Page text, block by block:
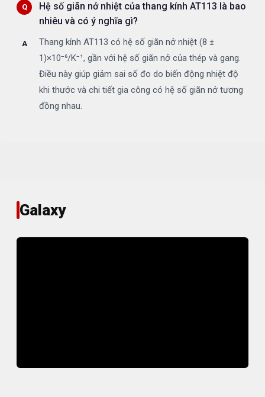
Hệ số giãn nở nhiệt của thang kính AT113 là bao
nhiêu và có ý nghĩa gì?
Thang kính AT113 có hệ số giãn nở nhiệt (8 ±
1)×10⁻⁶/K⁻¹, gần với hệ số giãn nở của thép và gang.
Điều này giúp giảm sai số đo do biến động nhiệt độ
khi thước và chi tiết gia công có hệ số giãn nở tương
đồng nhau.
Galaxy